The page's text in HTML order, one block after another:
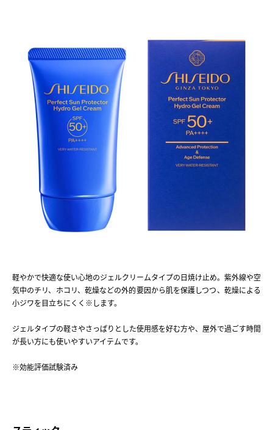
軽やかで快適な使い心地のジェルクリームタイプの日焼け止め。紫外線や空
気中のチリ、ホコリ、乾燥などの外的要因から肌を保護しつつ、乾燥による
小ジワを目立ちにくく※します。
ジェルタイプの軽さやさっぱりとした使用感を好む方や、屋外で過ごす時間
が長い方にも使いやすいアイテムです。
※効能評価試験済み